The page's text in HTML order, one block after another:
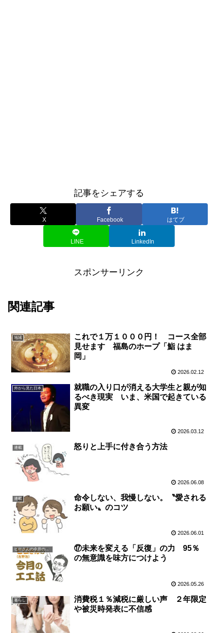
記事をシェアする
X Facebook はてブ
LINE LinkedIn
スポンサーリンク
関連記事
地域
これで１万１０００円！ コース全部
見せます 福島のホープ「鮨 はま
岡」
2026.02.12
外から見た日本
就職の入り口が消える大学生と親が知
るべき現実 いま、米国で起きている
異変
2026.03.12
連載 怒りと上手に付き合う方法
2026.06.08
連載
命令しない、我慢しない。〝愛される
お願い〟のコツ
2026.06.01
ヒロさんの今月の一言
⑰未来を変える「反復」の力 95％
の無意識を味方につけよう
2026.05.26
暮らし
消費税１％減税に厳しい声 ２年限定
や被災時発表に不信感